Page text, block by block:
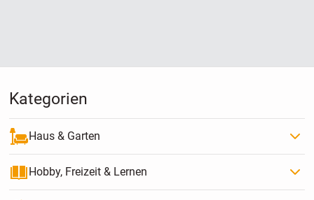
Kategorien
Haus & Garten
Hobby, Freizeit & Lernen